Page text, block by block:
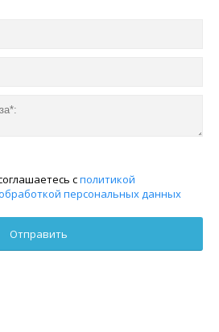
сполитикой
персональных данных